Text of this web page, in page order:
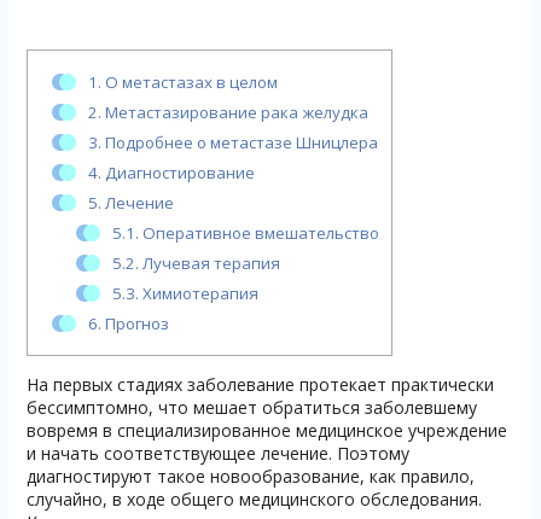
1. О метастазах в целом
2. Метастазирование рака желудка
3. Подробнее о метастазе Шницлера
4. Диагностирование
5. Лечение
5.1. Оперативное вмешательство
5.2. Лучевая терапия
5.3. Химиотерапия
6. Прогноз
На первых стадиях заболевание протекает практически
бессимптомно, что мешает обратиться заболевшему
вовремя в специализированное медицинское учреждение
и начать соответствующее лечение. Поэтому
диагностируют такое новообразование, как правило,
случайно, в ходе общего медицинского обследования.